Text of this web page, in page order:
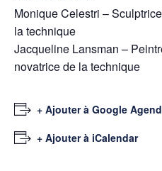
Monique Celestri –
la technique
Jacqueline Lansman –
novatrice de la technique
+ Ajouter à Google
+ Ajouter à iCalendar